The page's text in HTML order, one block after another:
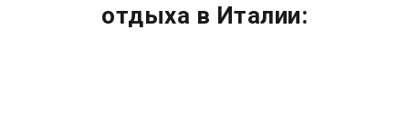
отдыха в Италии: